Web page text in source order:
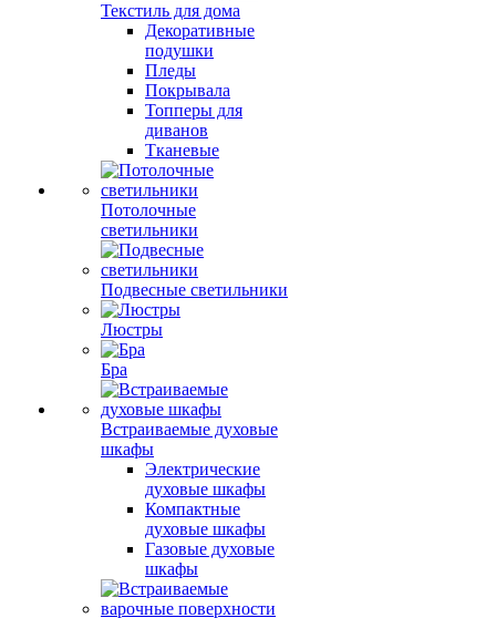
Текстиль для дома
Декоративные
подушки
Пледы
Покрывала
Топперы для
диванов
Тканевые
Потолочные
светильники
Подвесные светильники
Люстры
Бра
Встраиваемые духовые
шкафы
Электрические
духовые шкафы
Компактные
духовые шкафы
Газовые духовые
шкафы